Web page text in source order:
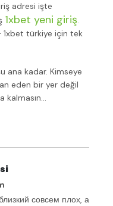
adresi işte
1xbet yeni giriş.
1xbet türkiye için tek
ana kadar. Kimseye
eden bir yer değil
kalmasın…
совсем плох, а